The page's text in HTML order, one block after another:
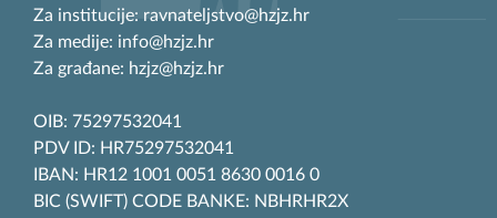
Za institucije: ravnateljstvo@hzjz.hr
Za medije: info@hzjz.hr
Za građane: hzjz@hzjz.hr
OIB: 75297532041
PDV ID: HR75297532041
IBAN: HR12 1001 0051 8630 0016 0
BIC (SWIFT) CODE BANKE: NBHRHR2X